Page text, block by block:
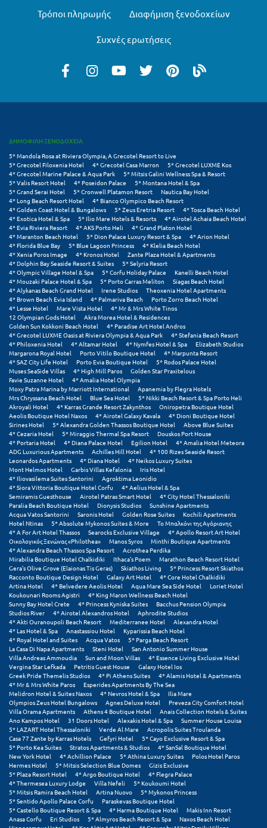
Μαραθώνας Αττικής
Μεσολόγγι
Μεσσηνία
Μετέωρα
Μέτσοβο
Μήλος
Μονεμβασιά
Μουζάκι
Μπαλί Κρήτης
Μπάνσκο
Μπούκα Μεσσηνίας
Μύκονος
Μυστράς
Μυτιλήνη
Ν
Νάξος
Νάουσα
Ναυπακτία
Ναύπλιο
Νέα Μάκρη
Νέα Στύρα Εύβοιας
Νέοι Πόροι Πιερίας
Ξ
Ξυλόκαστρο
Ο
Ορεινή Αρκαδία
Ορεινή Ναυπακτία
Π
Πάλαιρος
Τρόποι πληρωμής Διαφήμιση ξενοδοχείων
Συχνές ερωτήσεις
ΔΗΜΟΦΙΛΗ ΞΕΝΟΔΟΧΕΙΑ
5* Mandola Rosa at Riviera Olympia, A Grecotel Resort to Live
5* Grecotel Filoxenia Hotel
4* Grecotel Casa Marron
5* Grecotel LUXME Kos
4* Grecotel Marine Palace & Aqua Park
5* Mitsis Galini Wellness Spa & Resort
5* Valis Resort Hotel
4* Poseidon Palace
5* Montana Hotel & Spa
5* Grand Serai Hotel
5* Cronwell Platamon Resort
Nautica Bay Hotel
4* Long Beach Resort Hotel
4* Bianco Olympico Beach Resort
4* Golden Coast Hotel & Bungalows
5* Zeus Eretria Resort
4* Tosca Beach Hotel
4* Exotica Hotel & Spa
5* Ilio Mare Hotels & Resorts
4* Airotel Achaia Beach Hotel
4* Evia Riviera Resort
4* AKS Porto Heli
4* Grand Platon Hotel
4* Maranton Beach Hotel
5* Dion Palace Luxury Resort & Spa
4* Arion Hotel
4* Florida Blue Bay
5* Blue Lagoon Princess
4* Klelia Beach Hotel
4* Xenia Poros Image
4* Kronos Hotel
Zante Plaza Hotel & Apartments
4* Dolphin Bay Seaside Resort & Suites
5* Selyria Resort
4* Olympic Village Hotel & Spa
5* Corfu Holiday Palace
Kanelli Beach Hotel
4* Mouzaki Palace Hotel & Spa
5* Porto Carras Meliton
Siagas Beach Hotel
4* Alykanas Beach Grand Hotel
Irene Studios
Theoxenia Hotel Apartments
4* Brown Beach Evia Island
4* Palmariva Beach
Porto Zorro Beach Hotel
4* Lesse Hotel
Mare Vista Hotel
4* Mr & Mrs White Tinos
12 Olympian Gods Hotel
Akra Morea Hotel & Residences
Golden Sun Kokkoni Beach Hotel
4* Paradise Art Hotel Andros
4* Grecotel LUXME Oasis at Riviera Olympia & Aqua Park
4* Stefania Beach Resort
4* Philoxenia Hotel
4* Altamar Hotel 4* Nymfes Hotel & Spa
Elizabeth Studios
Margarona Royal Hotel
Porto Vitilo Boutique Hotel
4* Marpunta Resort
4* SAZ City Life Hotel
Porto Evia Boutique Hotel
5* Rodos Palace Hotel
Muses SeaSide Villas
4* High Mill Paros
Golden Star Praxitelous
Favie Suzanne Hotel
4* Amalia Hotel Olympia
Moxy Patra Marina by Marriott International
Apanemia by Flegra Hotels
Mrs Chryssana Beach Hotel
Blue Sea Hotel
5* Nikki Beach Resort & Spa Porto Heli
Akroyali Hotel
4* Karras Grande Resort Zakynthos
Oniropetra Boutique Hotel
Aeolis Boutique Hotel Naxos
4* Airotel Galaxy Kavala
4* Dioni Boutique Hotel
Sirines Hotel
5* Alexandra Golden Thassos Boutique Hotel
Above Blue Suites
4* Cezaria Hotel
5* Miraggio Thermal Spa Resort
Douskos Port House
4* Portaria Hotel
4* Diana Palace Hotel Egilion Hotel
4* Amalia Hotel Meteora
ADG Luxurious Apartments
Achilles Hill Hotel
4* 100 Rizes Seaside Resort
Leonardos Apartments
4* Diana Hotel
4* Neikos Luxury Suites
Mont Helmos Hotel
Garbis Villas Kefalonia
Iris Hotel
4* Iliovasilema Suites Santorini
Agroktima Leonidio
4* Siora Vittoria Boutique Hotel Corfu
4* Aelius Hotel & Spa
Semiramis Guesthouse
Airotel Patras Smart Hotel
4* City Hotel Thessaloniki
Paralia Beach Boutique Hotel
Dionysis Studios
Sunshine Apartments
Acqua Vatos Santorini
Saronis Hotel Golden Rose Suites
Kochili Apartments
Hotel Ntinas
5* Absolute Mykonos Suites & More
Το Μπαλκόνι της Αγόριανης
4* A For Art Hotel Thassos
Searocks Exclusive Village
4* Apollo Resort Art Hotel
Οικολογικός Ξενώνας «Philothea»
Manos Syros
Minthi Boutique Apartments
4* Alexandra Beach Thassos Spa Resort
Acrothea Perdika
Mirabilia Boutique Hotel Chalkidiki
Ithaca's Poem
Marathon Beach Resort Hotel
Gera's Olive Grove (Elaionas Tis Geras)
Skiathos Living
5* Princess Resort Skiathos
Racconto Boutique Design Hotel
Galaxy Art Hotel
4* Core Hotel Chalkidiki
Artina Hotel
4* Belvedere Aeolis Hotel Aqua Mare Sea Side Hotel
Loriet Hotel
Koukounari Rooms Agistri
4* King Maron Wellness Beach Hotel
Sunny Bay Hotel Crete
4* Princess Kyniska Suites
Bacchus Pension Olympia
Studios River
4* Airotel Alexandros Hotel
Aphrodite Studios
4* Akti Ouranoupoli Beach Resort
Mediterranee Hotel
Alexandra Hotel
4* Las Hotel & Spa
Anastassiou Hotel
Kyparissia Beach Hotel
4* Royal Hotel and Suites
Acqua Vatos
5* Parga Beach Resort
La Casa Di Napa Apartments
Steni Hotel
San Antonio Summer House
Villa Andreas Ammoudia
Sun and Moon Villas
4* Essence Living Exclusive Hotel
Vergina Star Lefkada
Petritis Guest House
Galaxy Hotel Ios
Greek Pride Themelis Studios
4* Pi Athens Suites
4* Alamis Hotel & Apartments
4* Mr & Mrs White Paros
Esperides Apartments By The Sea
Melidron Hotel & Suites Naxos
4* Nevros Hotel & Spa
Ilia Mare
Olympios Zeus Hotel Bungalows
Agnes Deluxe Hotel
Preveza City Comfort Hotel
Villa Orama Apartments
Athens 4 Boutique Hotel
Anais Collection Hotels & Suites
Ano Kampos Hotel
31 Doors Hotel Alexakis Hotel & Spa
Summer House Louisa
5* LAZART Hotel Thessaloniki
Verde Al Mare
Acropolis Suites Troulanda
Casa 77 Zante by Karras Hotels
Gefyri Hotel
5* Cayo Exclusive Resort & Spa
5* Porto Kea Suites
Stratos Apartments & Studios
4* SanSal Boutique Hotel
New York Hotel
4* Achillion Palace 5* Athina Luxury Suites
Polos Hotel Paros
Hermes Hotel
5* Mitsis Selection Blue Domes
Gizis Exclusive
5* Plaza Resort Hotel
4* Argo Boutique Hotel
4* Flegra Palace
4* Thermesea Luxury Lodge
Villa Nefeli
5* Koukoumi Hotel
5* Mitsis Ramira Beach Hotel
Artina Nuovo
5* Mykonos Princess
5* Sentido Apollo Palace Corfu
Paraskevas Boutique Hotel
5* Castello Boutique Resort & Spa
4* Harma Boutique Hotel
Makis Inn Resort
Anasa Corfu
Eri Studios 5* Almyros Beach Resort & Spa
Naxos Beach Hotel